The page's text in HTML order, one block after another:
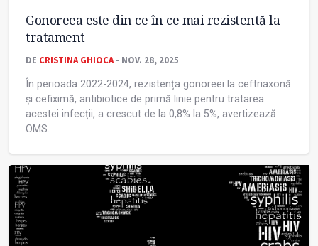
Gonoreea este din ce în ce mai rezistentă la
tratament
DE CRISTINA GHIOCA- NOV. 28, 2025
În perioada 2022-2024, rezistența gonoreei la ceftriaxonă
și cefiximă, antibiotice de primă linie pentru tratarea
acestei infecții, a crescut de la 0,8% la 5%, avertizează
OMS.